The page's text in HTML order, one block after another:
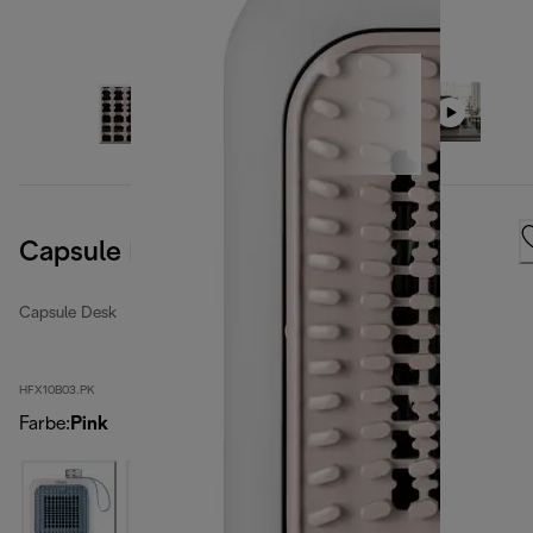
Capsule Desk
Capsule Desk
HFX10B03.PK
Farbe: Pink